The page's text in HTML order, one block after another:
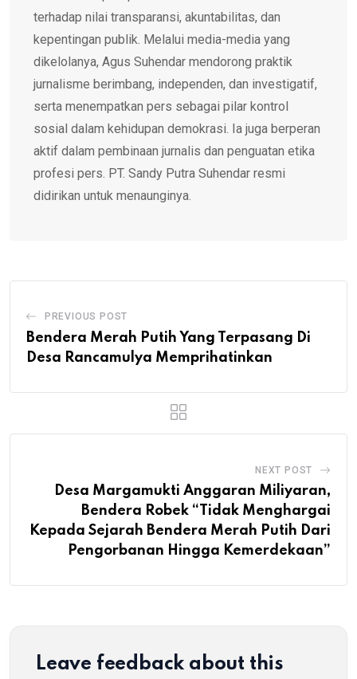
terhadap nilai transparansi, akuntabilitas, dan
kepentingan publik. Melalui media-media yang
dikelolanya, Agus Suhendar mendorong praktik
jurnalisme berimbang, independen, dan investigatif,
serta menempatkan pers sebagai pilar kontrol
sosial dalam kehidupan demokrasi. Ia juga berperan
aktif dalam pembinaan jurnalis dan penguatan etika
profesi pers. PT. Sandy Putra Suhendar resmi
didirikan untuk menaunginya.
PREVIOUS POST
Bendera Merah Putih Yang Terpasang Di
Desa Rancamulya Memprihatinkan
NEXT POST
Desa Margamukti Anggaran Miliyaran,
Bendera Robek “Tidak Menghargai
Kepada Sejarah Bendera Merah Putih Dari
Pengorbanan Hingga Kemerdekaan”
Leave feedback about this